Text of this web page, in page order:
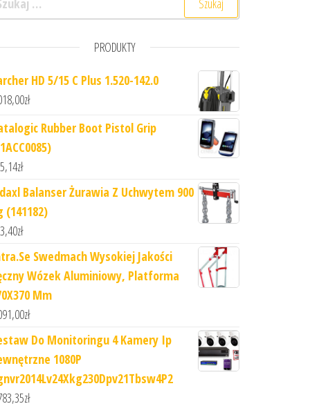
PRODUKTY
HD 5/15 C Plus 1.520-142.0
zł
Rubber Boot Pistol Grip
zł
Balanser Żurawia Z Uchwytem 900
(141182)
zł
Swedmach Wysokiej Jakości
Wózek Aluminiowy, Platforma
Mm
zł
Do Monitoringu 4 Kamery Ip
1080P
zł